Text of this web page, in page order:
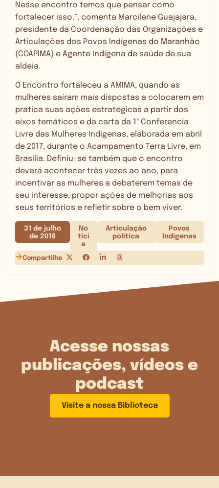
Nesse encontro temos que pensar como
fortalecer isso.”, comenta Marcilene Guajajara,
presidente da Coordenação das Organizações e
Articulações dos Povos Indígenas do Maranhão
(COAPIMA) e Agente Indígena de saúde de sua
aldeia.
O Encontro fortaleceu a AMIMA, quando as
mulheres saíram mais dispostas a colocarem em
prática suas ações estratégicas a partir dos
eixos temáticos e da carta da 1ª Conferencia
Livre das Mulheres Indígenas, elaborada em abril
de 2017, durante o Acampamento Terra Livre, em
Brasília. Definiu-se também que o encontro
deverá acontecer três vezes ao ano, para
incentivar as mulheres a debaterem temas de
seu interesse, propor ações de melhorias aos
seus territórios e refletir sobre o bem viver.
31 de julho
de 2018
No
tíci
a
Articulação
política
Povos
Indígenas
Compartilhe
Acesse nossas
publicações, vídeos e
podcast
Visite a nossa Biblioteca